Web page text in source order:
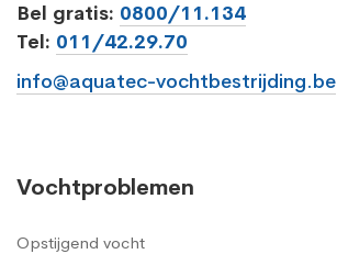
Bel gratis: 0800/11.134
Tel: 011/42.29.70
info@aquatec-vochtbestrijding.be
Vochtproblemen
Opstijgend vocht